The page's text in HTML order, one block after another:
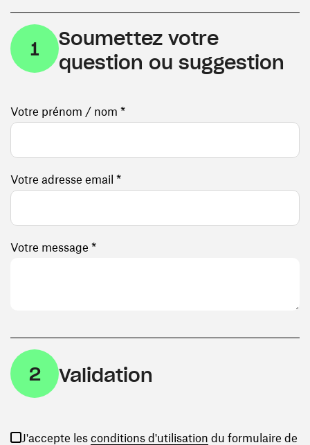
1
Soumettez votre
question ou suggestion
Votre prénom / nom *
Votre adresse email *
Votre message *
2 Validation
J'accepte les conditions d'utilisation (ouvre une
du formulaire de